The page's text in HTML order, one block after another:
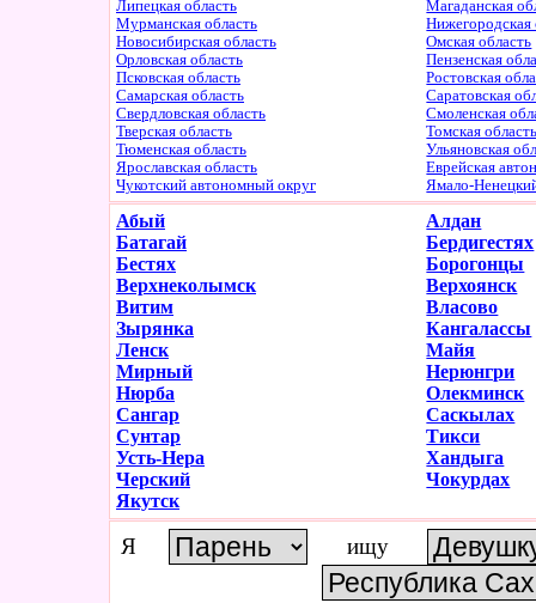
Липецкая область
Магаданская
Мурманская область
Нижегородская
Новосибирская область
Омская область
Орловская область
Пензенская
Псковская область
Ростовская
Самарская область
Саратовская
Свердловская область
Смоленская
Тверская область
Томская
Тюменская область
Ульяновская
Ярославская область
Еврейская
Чукотский автономный округ
Ямало-
Абый
Алдан
Батагай
Бердигестях
Бестях
Борогонцы
Верхнеколымск
Верхоянск
Витим
Власово
Зырянка
Кангалассы
Ленск
Майя
Мирный
Нерюнгри
Нюрба
Олекминск
Сангар
Саскылах
Сунтар
Тикси
Усть-Нера
Хандыга
Черский
Чокурдах
Якутск
Я ищу